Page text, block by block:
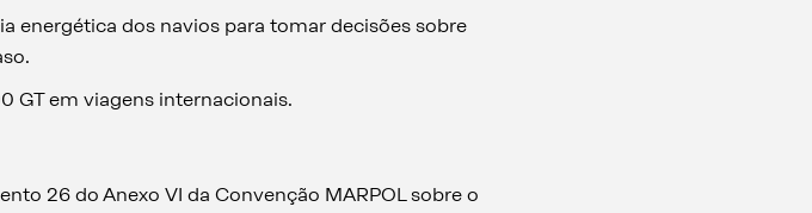
energética dos navios para tomar decisões sobre
GT em viagens internacionais.
26 do Anexo VI da Convenção MARPOL sobre o